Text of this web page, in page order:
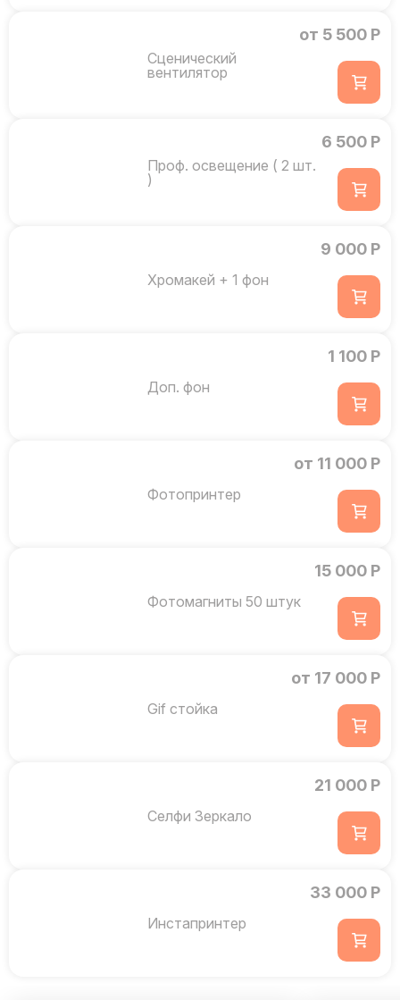
Сценический
вентилятор
от 5 500 Р
Проф. освещение ( 2 шт.
)
6 500 Р
Хромакей + 1 фон
9 000 Р
Доп. фон
1 100 Р
Фотопринтер
от 11 000 Р
Фотомагниты 50 штук
15 000 Р
Gif стойка
от 17 000 Р
Селфи Зеркало
21 000 Р
Инстапринтер
33 000 Р